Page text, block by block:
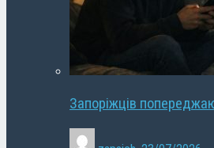
Запоріжців